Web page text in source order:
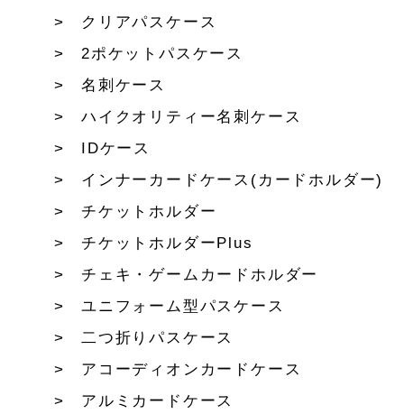
クリアパスケース
2ポケットパスケース
名刺ケース
ハイクオリティー名刺ケース
IDケース
インナーカードケース(カードホルダー)
チケットホルダー
チケットホルダーPlus
チェキ・ゲームカードホルダー
ユニフォーム型パスケース
二つ折りパスケース
アコーディオンカードケース
アルミカードケース